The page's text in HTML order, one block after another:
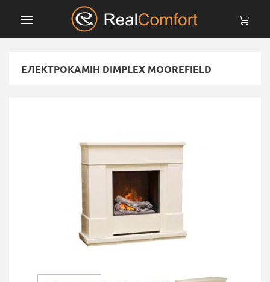
ЕЛЕКТРОКАМІН DIMPLEX MOOREFIELD